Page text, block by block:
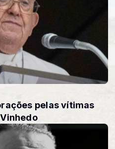
pelas vítimas